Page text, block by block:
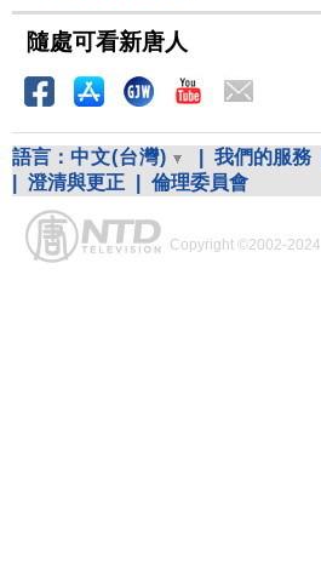
隨處可看新唐人
語言： 中文(台灣) 我們的服務
澄清與更正 倫理委員會
Copyright ©2002-2024